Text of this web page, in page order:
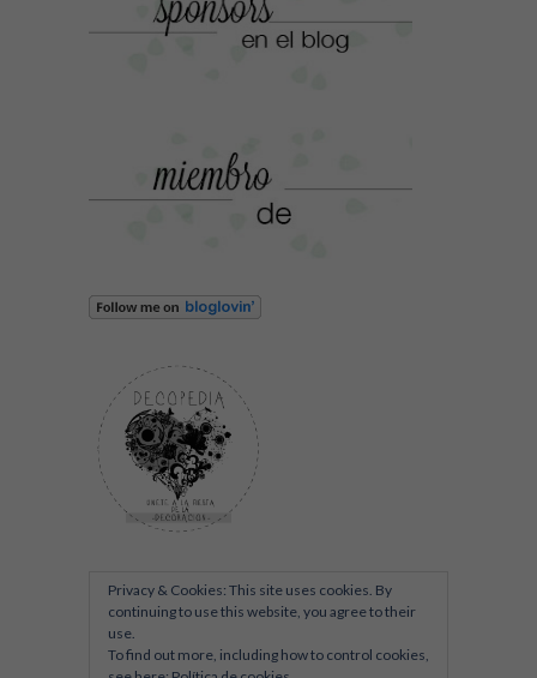
Privacy & Cookies: This site uses cookies. By
continuing to use this website, you agree to their
use.
To find out more, including how to control cookies,